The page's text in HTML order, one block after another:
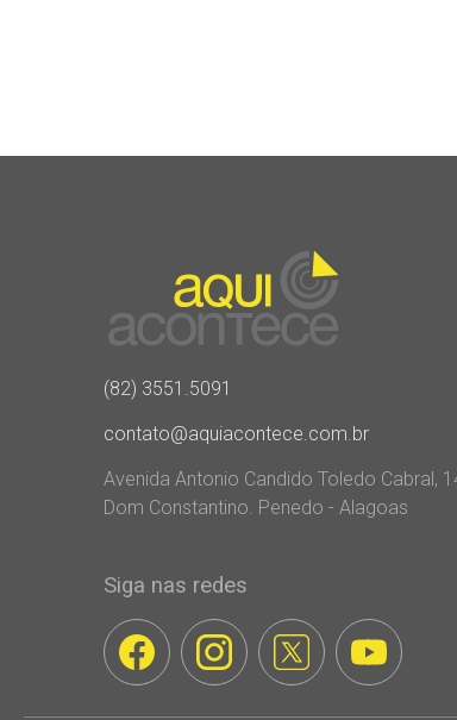
(82) 3551.5091
contato@aquiacontece.com.br
Avenida Antonio Candido Toledo Cabral,
Dom Constantino. Penedo - Alagoas
Siga nas redes